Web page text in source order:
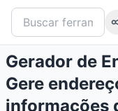
Gerador de
Gere
informações